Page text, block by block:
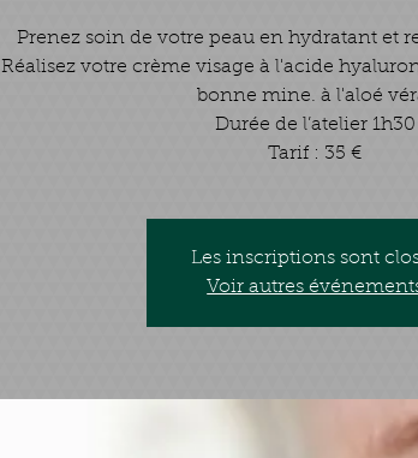
Prenez soin de votre peau en hydratant et
​Réalisez votre crème visage à l'acide
bonne mine. à l'aloé
Durée de l’atelier 1h30
Les inscriptions sont
Voir autres